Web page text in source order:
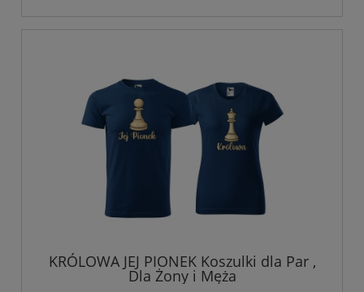
KRÓLOWA JEJ PIONEK Koszulki dla Par ,
Dla Żony i Męża